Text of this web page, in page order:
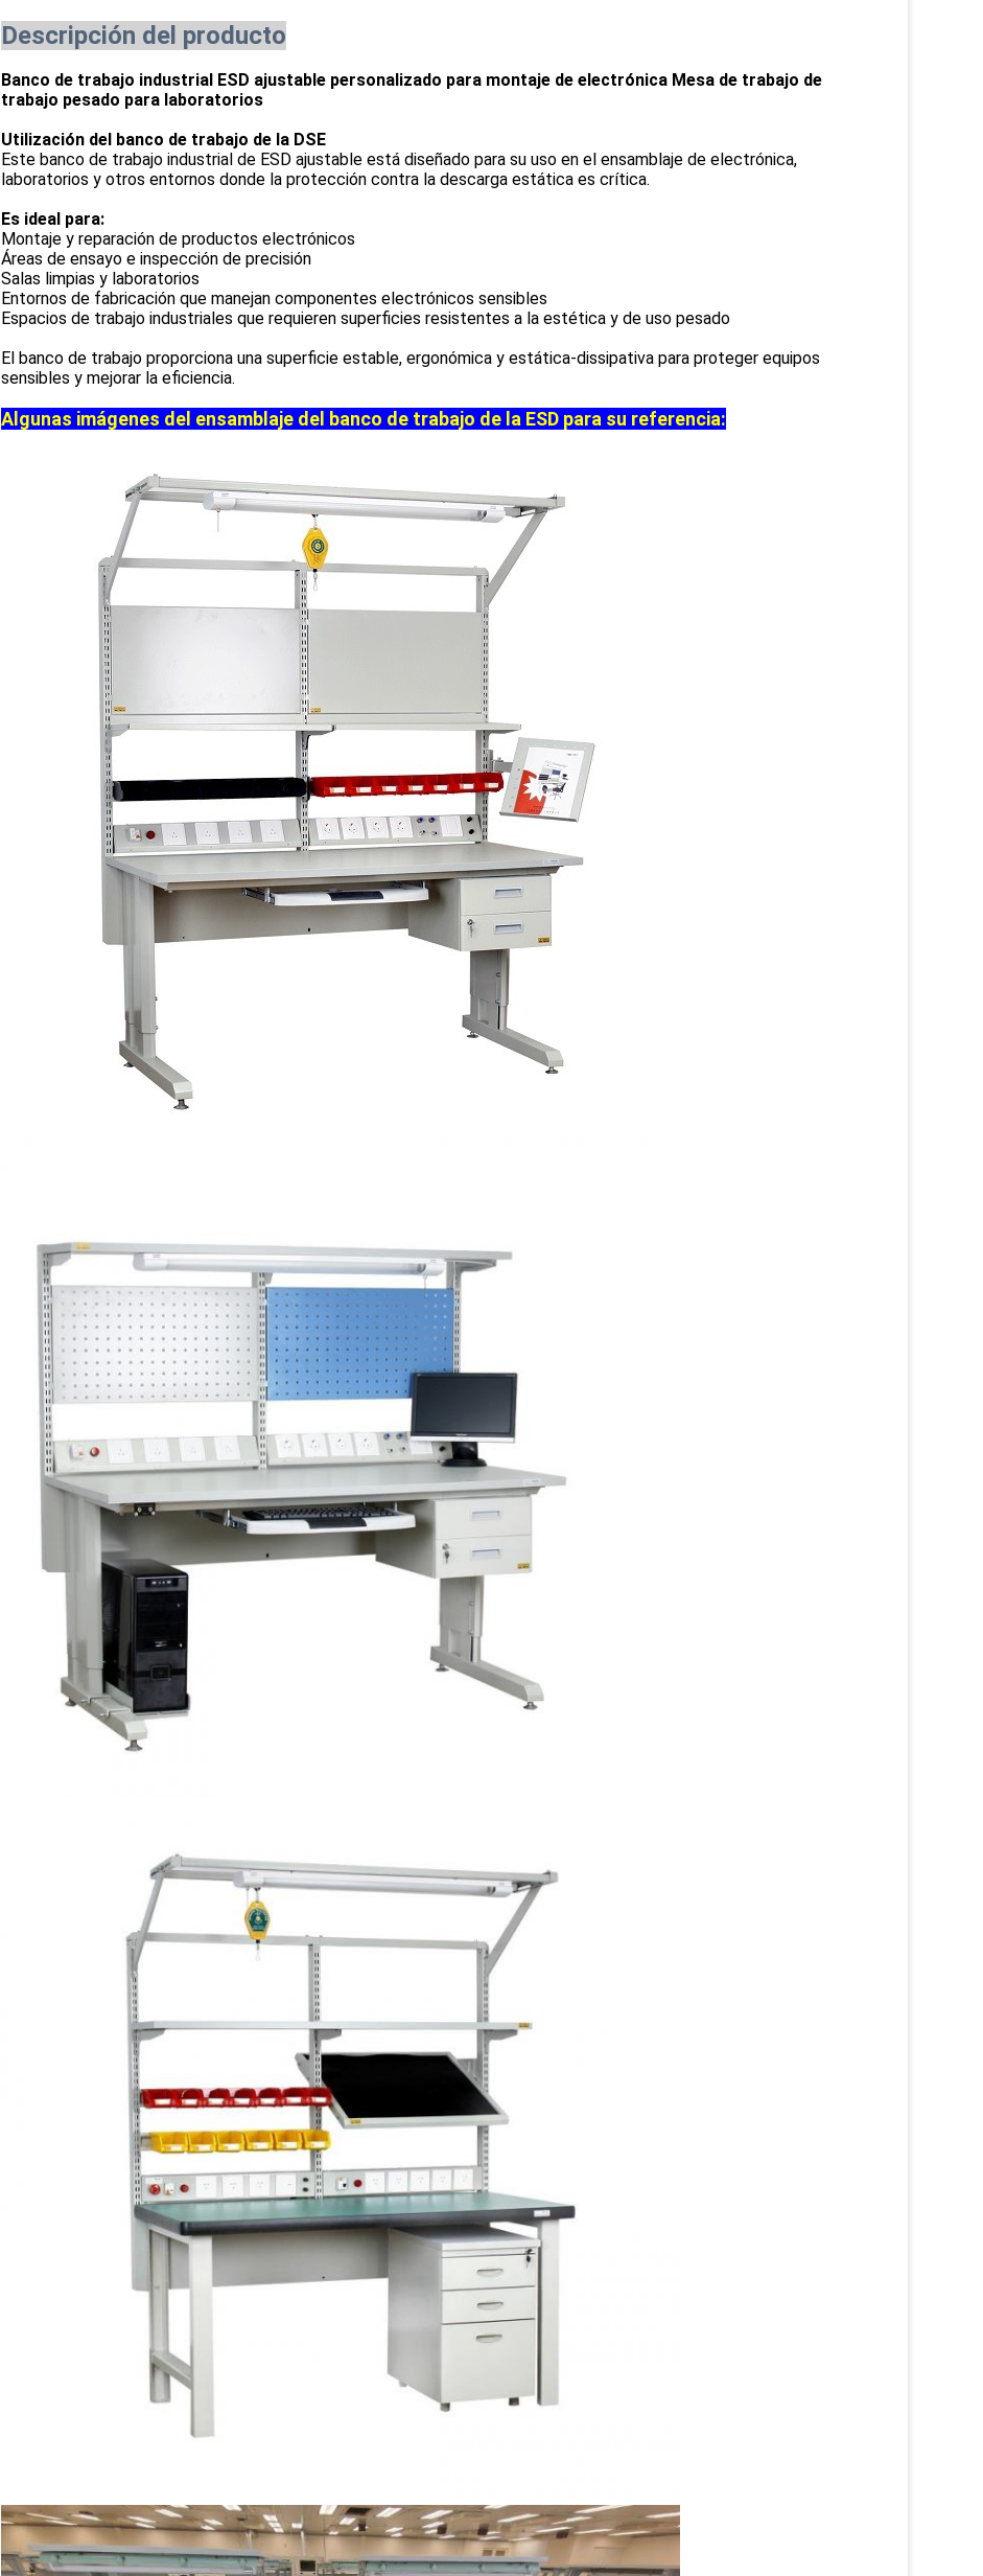
Descripción del producto
Banco de trabajo industrial ESD ajustable personalizado para montaje de electrónica Mesa de trabajo de
trabajo pesado para laboratorios
Utilización del banco de trabajo de la DSE
Este banco de trabajo industrial de ESD ajustable está diseñado para su uso en el ensamblaje de electrónica,
laboratorios y otros entornos donde la protección contra la descarga estática es crítica.
Es ideal para:
Montaje y reparación de productos electrónicos
Áreas de ensayo e inspección de precisión
Salas limpias y laboratorios
Entornos de fabricación que manejan componentes electrónicos sensibles
Espacios de trabajo industriales que requieren superficies resistentes a la estética y de uso pesado
El banco de trabajo proporciona una superficie estable, ergonómica y estática-dissipativa para proteger equipos
sensibles y mejorar la eficiencia.
Algunas imágenes del ensamblaje del banco de trabajo de la ESD para su referencia: